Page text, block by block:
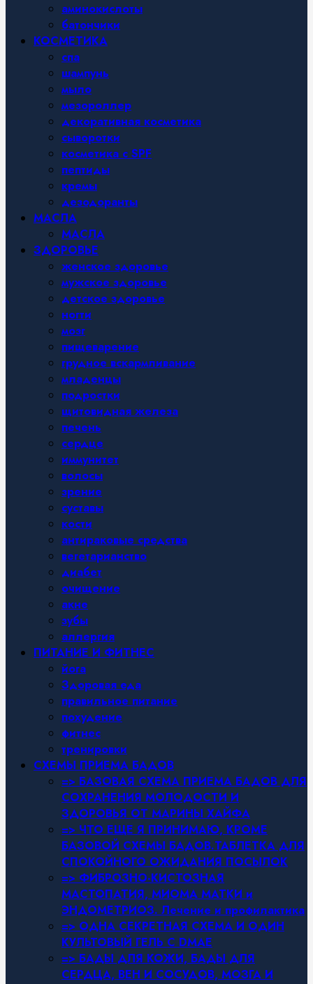
аминокислоты
батончики
КОСМЕТИКА
спа
шампунь
мыло
мезороллер
декоративная косметика
сыворотки
косметика с SPF
пептиды
кремы
дезодоранты
МАСЛА
МАСЛА
ЗДОРОВЬЕ
женское здоровье
мужское здоровье
детское здоровье
ногти
мозг
пищеварение
грудное вскармливание
младенцы
подростки
щитовидная железа
печень
сердце
иммунитет
волосы
зрение
суставы
кости
антираковые средства
вегетарианство
диабет
очищение
акне
зубы
аллергия
ПИТАНИЕ И ФИТНЕС
йога
Здоровая еда
правильное питание
похудение
фитнес
тренировки
СХЕМЫ ПРИЕМА БАДОВ
=> БАЗОВАЯ СХЕМА ПРИЕМА БАДОВ ДЛЯ
СОХРАНЕНИЯ МОЛОДОСТИ И
ЗДОРОВЬЯ ОТ МАРИНЫ ХАЙФА
=> ЧТО ЕЩЕ Я ПРИНИМАЮ, КРОМЕ
БАЗОВОЙ СХЕМЫ БАДОВ.ТАБЛЕТКА ДЛЯ
СПОКОЙНОГО ОЖИДАНИЯ ПОСЫЛОК
=> ФИБРОЗНО-КИСТОЗНАЯ
МАСТОПАТИЯ, МИОМА МАТКИ и
ЭНДОМЕТРИОЗ. Лечение и профилактика
=> ОДНА СЕКРЕТНАЯ СХЕМА И ОДИН
КУЛЬТОВЫЙ ГЕЛЬ С DMAE
=> БАДЫ ДЛЯ КОЖИ, БАДЫ ДЛЯ
СЕРДЦА, ВЕН И СОСУДОВ, МОЗГА И